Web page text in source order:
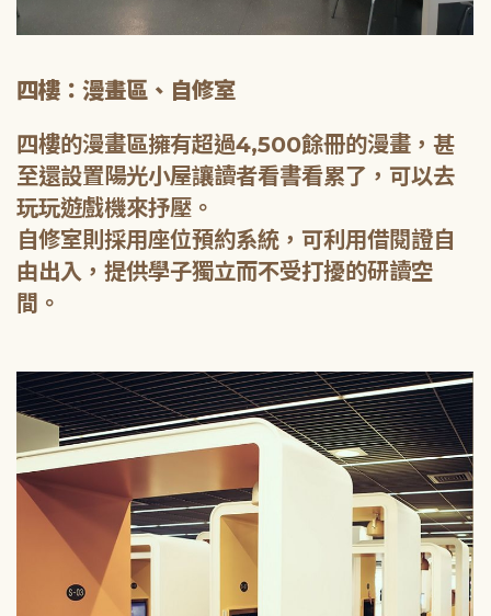
四樓：漫畫區、自修室
四樓的漫畫區擁有超過4,500餘冊的漫畫，甚
至還設置陽光小屋讓讀者看書看累了，可以去
玩玩遊戲機來抒壓。
自修室則採用座位預約系統，可利用借閱證自
由出入，提供學子獨立而不受打擾的研讀空
間。